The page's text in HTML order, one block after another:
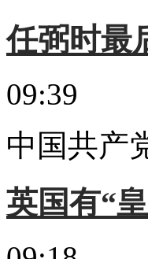
任弼时最
09:39
中国共产
英国有“